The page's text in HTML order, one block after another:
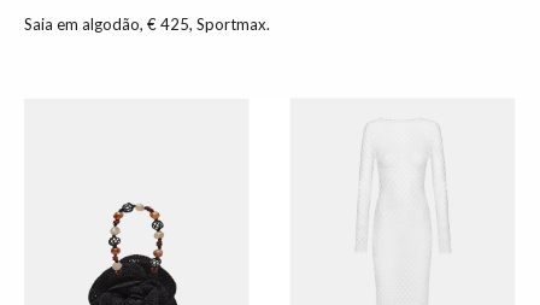
Saia em algodão, € 425, Sportmax.